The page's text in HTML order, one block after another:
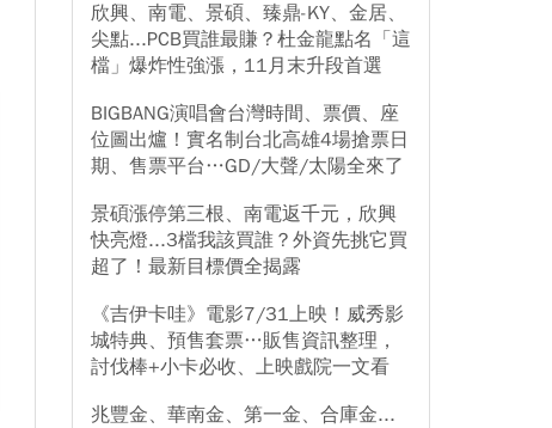
欣興、南電、景碩、臻鼎-KY、金居、
尖點...PCB買誰最賺？杜金龍點名「這
檔」爆炸性強漲，11月末升段首選
BIGBANG演唱會台灣時間、票價、座
位圖出爐！實名制台北高雄4場搶票日
期、售票平台…GD/大聲/太陽全來了
景碩漲停第三根、南電返千元，欣興
快亮燈...3檔我該買誰？外資先挑它買
超了！最新目標價全揭露
《吉伊卡哇》電影7/31上映！威秀影
城特典、預售套票…販售資訊整理，
討伐棒+小卡必收、上映戲院一文看
兆豐金、華南金、第一金、合庫金...